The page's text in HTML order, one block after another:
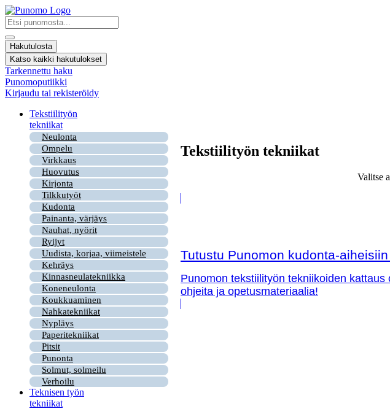
Mene
sisältöön
Search
...
Hakutulosta
Katso kaikki hakutulokset
Tarkennettu haku
Punomoputiikki
Kirjaudu tai rekisteröidy
Tekstiilityön
tekniikat
Neulonta
Ompelu
Virkkaus
Huovutus
Kirjonta
Tilkkutyöt
Kudonta
Painanta, värjäys
Nauhat, nyörit
Ryijyt
Uudista, korjaa, viimeistele
Kehräys
Kinnasneulatekniikka
Koneneulonta
Koukkuaminen
Nahkatekniikat
Nypläys
Paperitekniikat
Pitsit
Punonta
Solmut, solmeilu
Verhoilu
Tekstiilityön tekniikat
Valitse
Tutustu Punomon kudonta-
Punomon tekstiilityön tekniikoiden
ohjeita ja opetusmateriaalia!
Teknisen työn
tekniikat